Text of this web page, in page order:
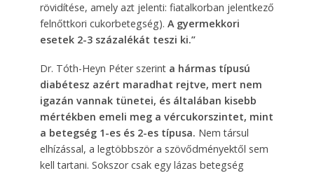
rövidítése, amely azt jelenti: fiatalkorban jelentkező
felnőttkori cukorbetegség). A gyermekkori
esetek 2-3 százalékát teszi ki.”
Dr. Tóth-Heyn Péter szerint a hármas típusú
diabétesz azért maradhat rejtve, mert nem
igazán vannak tünetei, és általában kisebb
mértékben emeli meg a vércukorszintet, mint
a betegség 1-es és 2-es típusa. Nem társul
elhízással, a legtöbbször a szövődményektől sem
kell tartani. Sokszor csak egy lázas betegség